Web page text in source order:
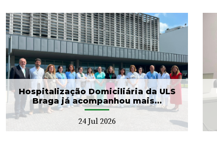
Hospitalização Domiciliária da ULS
Braga já acompanhou mais...
24 Jul 2026
ULS Braga assinalou o Dia
Mundial do Cérebro com
as II Jorna...
22 Jul 2026